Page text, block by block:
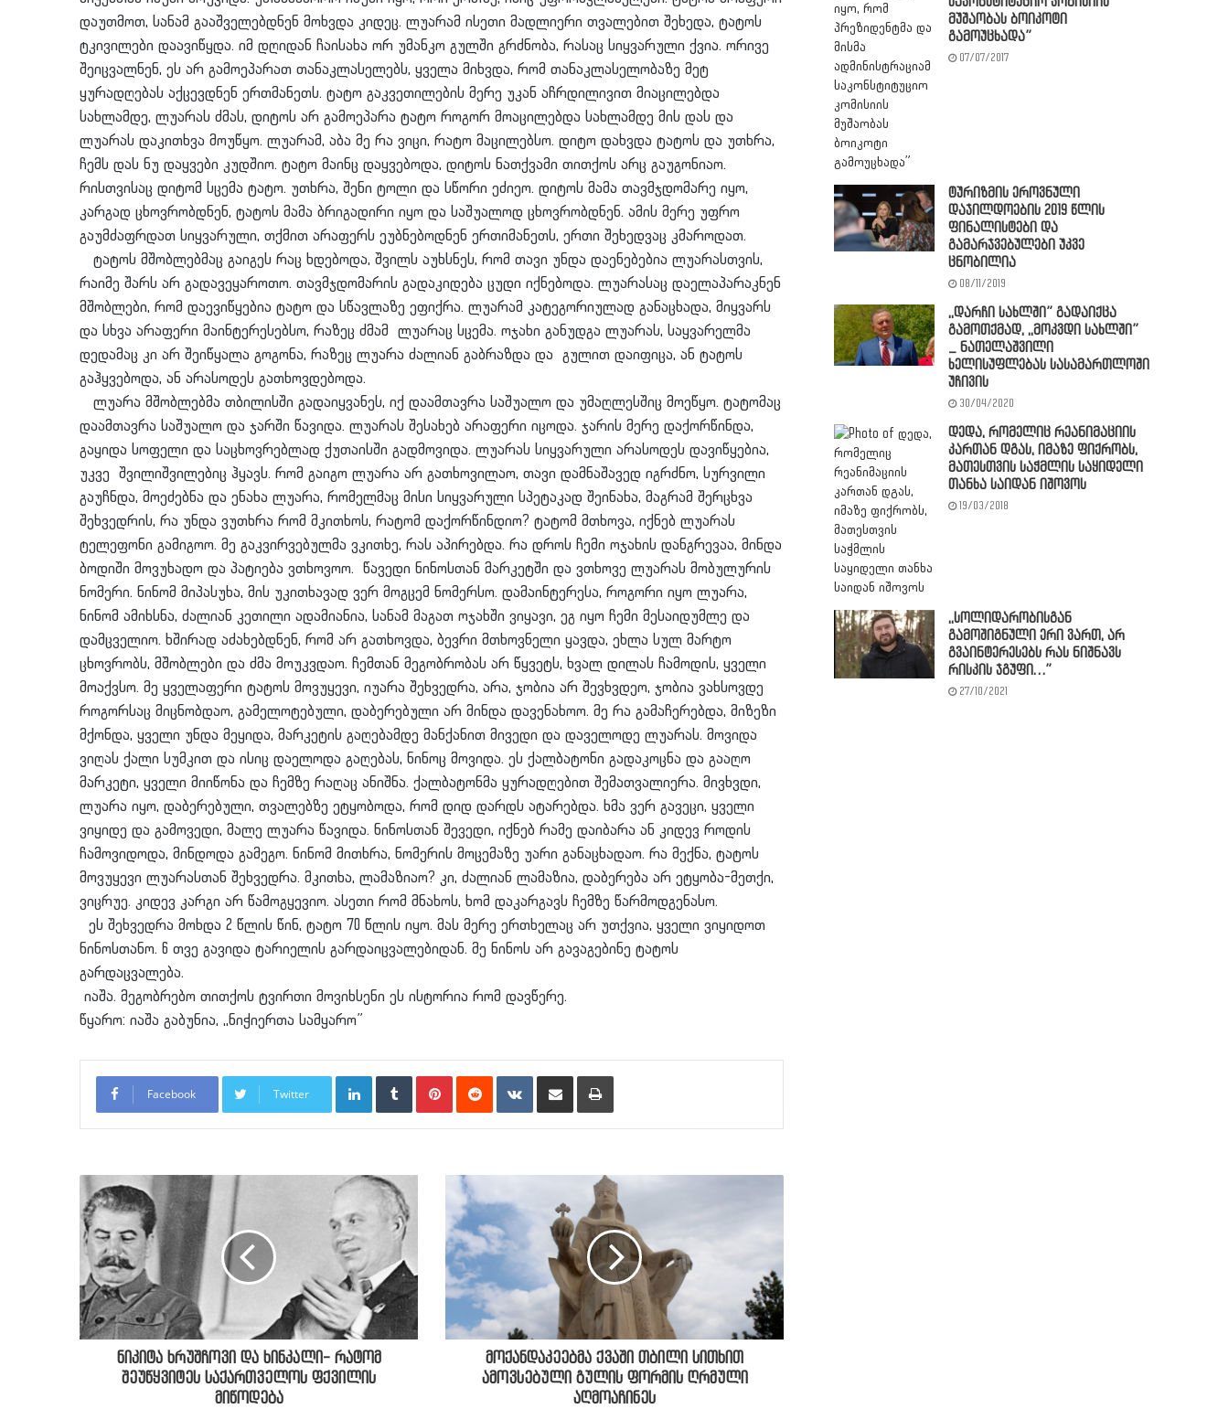
დაუთმოთ, სანამ გააშველებდნენ მოხვდა კიდეც. ლუარამ ისეთი მადლიერი თვალებით შეხედა, ტატოს
ტკივილები დაავიწყდა. იმ დღიდან ჩაისახა ორ უმანკო გულში გრძნობა, რასაც სიყვარული ქვია. ორივე
შეიცვალნენ, ეს არ გამოეპარათ თანაკლასელებს, ყველა მიხვდა, რომ თანაკლასელობაზე მეტ
ყურადღებას აქცევდნენ ერთმანეთს. ტატო გაკვეთილების მერე უკან აჩრდილივით მიაცილებდა
სახლამდე, ლუარას ძმას, დიტოს არ გამოეპარა ტატო როგორ მოაცილებდა სახლამდე მის დას და
ლუარას დაკითხვა მოუწყო. ლუარამ, აბა მე რა ვიცი, რატო მაცილებსო. დიტო დახვდა ტატოს და უთხრა,
ჩემს დას ნუ დაყვები კუდშიო. ტატო მაინც დაყვებოდა, დიტოს ნათქვამი თითქოს არც გაუგონიაო.
რისთვისაც დიტომ სცემა ტატო. უთხრა, შენი ტოლი და სწორი ეძიეო. დიტოს მამა თავმჯდომარე იყო,
კარგად ცხოვრობდნენ, ტატოს მამა ბრიგადირი იყო და საშუალოდ ცხოვრობდნენ. ამის მერე უფრო
გაუმძაფრდათ სიყვარული, თქმით არაფერს ეუბნებოდნენ ერთიმანეთს, ერთი შეხედვაც კმაროდათ.
ტატოს მშობლებმაც გაიგეს რაც ხდებოდა, შვილს აუხსნეს, რომ თავი უნდა დაენებებია ლუარასთვის,
რაიმე შარს არ გადავეყაროთო. თავმჯდომარის გადაკიდება ცუდი იქნებოდა. ლუარასაც დაელაპარაკნენ
მშობლები, რომ დაევიწყებია ტატო და სწავლაზე ეფიქრა. ლუარამ კატეგორიულად განაცხადა, მიყვარს
და სხვა არაფერი მაინტერესებსო, რაზეც ძმამ ლუარაც სცემა. ოჯახი განუდგა ლუარას, საყვარელმა
დედამაც კი არ შეიწყალა გოგონა, რაზეც ლუარა ძალიან გაბრაზდა და გულით დაიფიცა, ან ტატოს
გაჰყვებოდა, ან არასოდეს გათხოვდებოდა.
ლუარა მშობლებმა თბილისში გადაიყვანეს, იქ დაამთავრა საშუალო და უმაღლესშიც მოეწყო. ტატომაც
დაამთავრა საშუალო და ჯარში წავიდა. ლუარას შესახებ არაფერი იცოდა. ჯარის მერე დაქორწინდა,
გაყიდა სოფელი და საცხოვრებლად ქუთაისში გადმოვიდა. ლუარას სიყვარული არასოდეს დავიწყებია,
უკვე შვილიშვილებიც ჰყავს. რომ გაიგო ლუარა არ გათხოვილაო, თავი დამნაშავედ იგრძნო, სურვილი
გაუჩნდა, მოეძებნა და ენახა ლუარა, რომელმაც მისი სიყვარული სპეტაკად შეინახა, მაგრამ შერცხვა
შეხვედრის, რა უნდა ვუთხრა რომ მკითხოს, რატომ დაქორწინდიო? ტატომ მთხოვა, იქნებ ლუარას
ტელეფონი გამიგოო. მე გაკვირვებულმა ვკითხე, რას აპირებდა. რა დროს ჩემი ოჯახის დანგრევაა, მინდა
ბოდიში მოვუხადო და პატიება ვთხოვოო. წავედი ნინოსთან მარკეტში და ვთხოვე ლუარას მობულურის
ნომერი. ნინომ მიპასუხა, მის უკითხავად ვერ მოგცემ ნომერსო. დამაინტერესა, როგორი იყო ლუარა,
ნინომ ამიხსნა, ძალიან კეთილი ადამიანია, სანამ მაგათ ოჯახში ვიყავი, ეგ იყო ჩემი მესაიდუმლე და
დამცველიო. ხშირად აძახებდნენ, რომ არ გათხოვდა, ბევრი მთხოვნელი ყავდა, ეხლა სულ მარტო
ცხოვრობს, მშობლები და ძმა მოუკვდაო. ჩემთან მეგობრობას არ წყვეტს, ხვალ დილას ჩამოდის, ყველი
მოაქვსო. მე ყველაფერი ტატოს მოვუყევი, იუარა შეხვედრა, არა, ჯობია არ შევხვდეო, ჯობია ვახსოვდე
როგორსაც მიცნობდაო, გამელოტებული, დაბერებული არ მინდა დავენახოო. მე რა გამაჩერებდა, მიზეზი
მქონდა, ყველი უნდა მეყიდა, მარკეტის გაღებამდე მანქანით მივედი და დაველოდე ლუარას. მოვიდა
ვიღას ქალი სუმკით და ისიც დაელოდა გაღებას, ნინოც მოვიდა. ეს ქალბატონი გადაკოცნა და გააღო
მარკეტი, ყველი მიიწონა და ჩემზე რაღაც ანიშნა. ქალბატონმა ყურადღებით შემათვალიერა. მივხვდი,
ლუარა იყო, დაბერებული, თვალებზე ეტყობოდა, რომ დიდ დარდს ატარებდა. ხმა ვერ გავეცი, ყველი
ვიყიდე და გამოვედი, მალე ლუარა წავიდა. ნინოსთან შევედი, იქნებ რამე დაიბარა ან კიდევ როდის
ჩამოვიდოდა, მინდოდა გამეგო. ნინომ მითხრა, ნომერის მოცემაზე უარი განაცხადაო. რა მექნა, ტატოს
მოვუყევი ლუარასთან შეხვედრა. მკითხა, ლამაზიაო? კი, ძალიან ლამაზია, დაბერება არ ეტყობა-მეთქი,
ვიცრუე. კიდევ კარგი არ წამოგყევიო. ასეთი რომ მნახოს, ხომ დაკარგავს ჩემზე წარმოდგენასო.
ეს შეხვედრა მოხდა 2 წლის წინ, ტატო 70 წლის იყო. მას მერე ერთხელაც არ უთქვია, ყველი ვიყიდოთ
ნინოსთანო. 6 თვე გავიდა ტარიელის გარდაიცვალებიდან. მე ნინოს არ გავაგებინე ტატოს
გარდაცვალება.
იაშა. მეგობრებო თითქოს ტვირთი მოვიხსენი ეს ისტორია რომ დავწერე.
წყარო: იაშა გაბუნია, ,,ნიჭიერთა სამყარო”
Facebook Twitter
LinkedInTumblr PinterestReddit VKontakteShare via Email Print
ნიკიტა ხრუშჩოვი და ხინკალი- რატომ
შეუწყვიტეს საქართველოს ფქვილის
მიწოდება
მოქანდაკეებმა ქვაში თბილი სითხით
ამოვსებული გულის ფორმის ღრმული
აღმოაჩინეს
მუშაობას ბოიკოტი
გამოუცხადა”
07/07/2017
ტურიზმის ეროვნული
დაჯილდოების 2019 წლის
ფინალისტები და
გამარჯვებულები უკვე
ცნობილია
08/11/2019
,,დარჩი სახლში” გადაიქცა
გამოთქმად, ,,მოკვდი სახლში”
_ ნათელაშვილი
ხელისუფლებას სასამართლოში
უჩივის
30/04/2020
დედა, რომელიც რეანიმაციის
კართან დგას, იმაზე ფიქრობს,
მათესთვის საჭმლის საყიდელი
თანხა საიდან იშოვოს
19/03/2018
,,სოლიდარობისგან
გამოშიგნული ერი ვართ, არ
გვაინტერესებს რას ნიშნავს
რისკის ჯგუფი…”
27/10/2021